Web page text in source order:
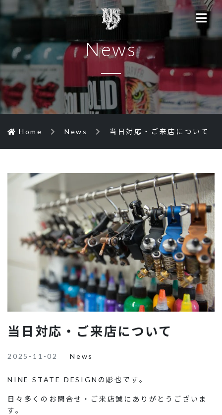
News
Home News 当日対応・ご来店について
当日対応・ご来店について
2025-11-02 News
NINE STATE DESIGNの彫也です。
日々多くのお問合せ・ご来店誠にありがとうございま
す。